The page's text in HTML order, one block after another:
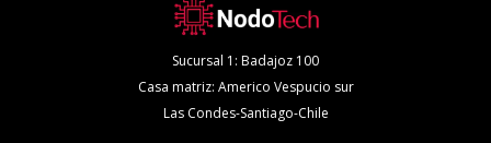
Sucursal 1: Badajoz 100
Casa matriz: Americo Vespucio sur
Las Condes-Santiago-Chile